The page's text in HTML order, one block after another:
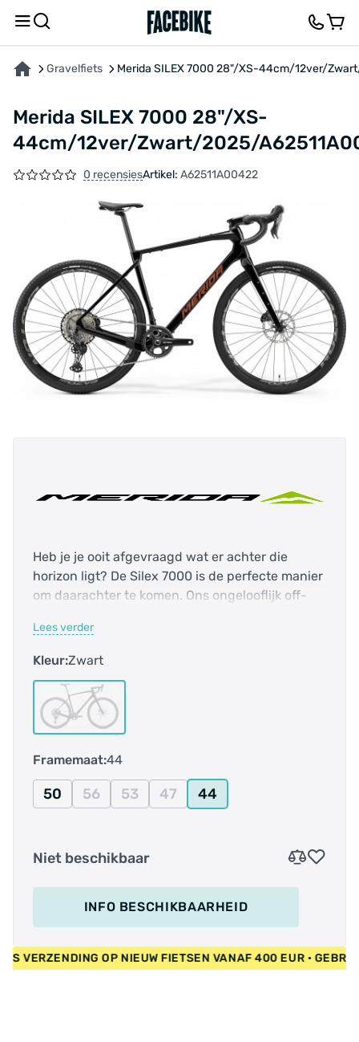
Gravelfiets Merida SILEX 7000 28"/XS-44cm/12ver/
Merida SILEX 7000 28"/XS-
44cm/12ver/Zwart/2025/
0 recensiesArtikel: A62511A00422
Heb je je ooit afgevraagd wat er achter die
horizon ligt? De Silex 7000 is de perfecte manier
om daarachter te komen. Ons ongelooflijk off-
gecombineerd met Shimano’s toonaangevende
GRX 12-speed mechanische groepset en een
om een hoogwaardige, maar zeer betaalbare
gravel-avonturenmachine te leveren. Met talloze
top testresultaten, industrieprijzen en
7000 gravel liefhebbers, bikepackers en de
internationale wielerpers ervan overtuigd dat
het de perfecte fiets is om onbekende paden te
Lees verder
Kleur:Zwart
Framemaat:44
50 56 53 47 44
Niet beschikbaar
INFO BESCHIKBAARHEID
VERZENDING OP NIEUW FIETSEN VANAF 400 EUR •
OVER HET PRODUCT KENMERKENBESCHRIJVING FEEDBACK EN VRAGEN